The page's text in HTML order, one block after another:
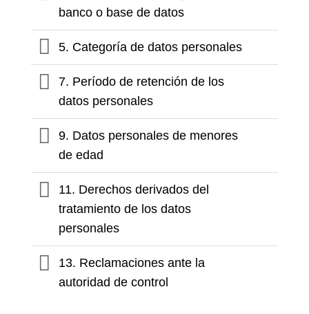
banco o base de datos
5. Categoría de datos personales
7. Período de retención de los
datos personales
9. Datos personales de menores
de edad
11. Derechos derivados del
tratamiento de los datos
personales
13. Reclamaciones ante la
autoridad de control